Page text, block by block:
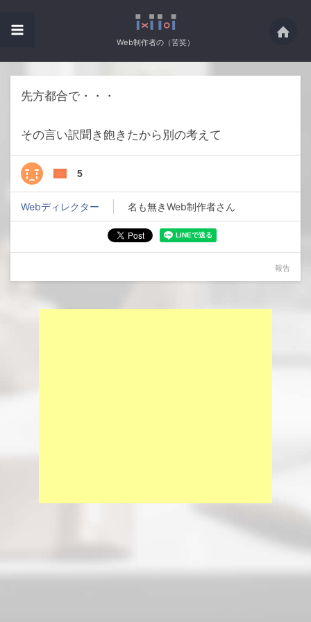
Web制作者の（苦笑）
先方都合で・・・
その言い訳聞き飽きたから別の考えて
5
Webディレクター 名も無きWeb制作者さん
報告